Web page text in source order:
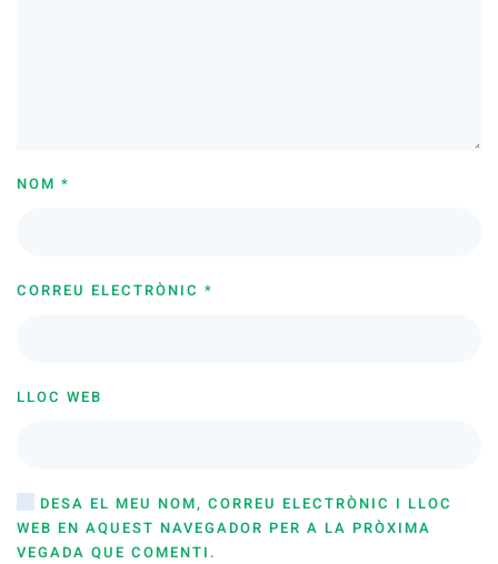
NOM *
CORREU ELECTRÒNIC *
LLOC WEB
DESA EL MEU NOM, CORREU ELECTRÒNIC I LLOC
WEB EN AQUEST NAVEGADOR PER A LA PRÒXIMA
VEGADA QUE COMENTI.